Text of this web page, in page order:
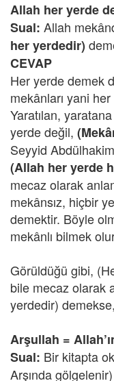
Allah her yerde
Sual: Allah
her yerdedir)
CEVAP
Her yerde demek
mekânları yani
Yaratılan,
yerde değil,
Seyyid
(Allah her yerde
mecaz olarak
mekânsız, hiçbir
demektir. Böyle
mekânlı bilmek
Görüldüğü gibi,
bile mecaz olarak
yerdedir)
Arşullah =
Sual: Bir kitapta
Arşında